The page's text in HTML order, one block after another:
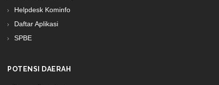
Helpdesk Kominfo
Daftar Aplikasi
SPBE
POTENSI DAERAH